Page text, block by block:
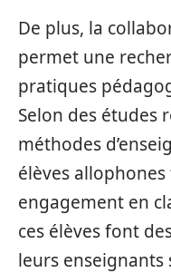
De plus, la
permet une
pratiques
Selon des études
méthodes
élèves
engagement en
ces élèves font
leurs